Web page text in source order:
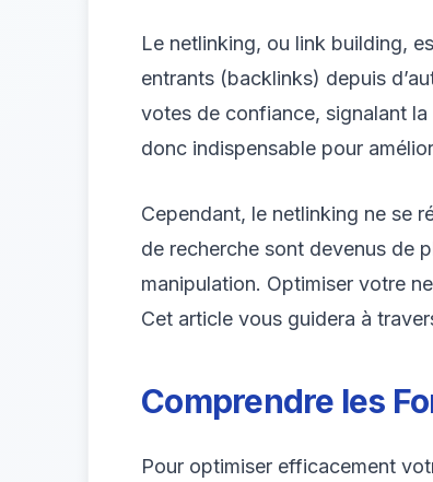
Le netlinking, ou link building,
entrants (backlinks) depuis
votes de confiance, signalant
donc indispensable pour
Cependant, le netlinking ne se
de recherche sont devenus de
manipulation. Optimiser votre
Cet article vous guidera à
Comprendre les
Pour optimiser efficacement